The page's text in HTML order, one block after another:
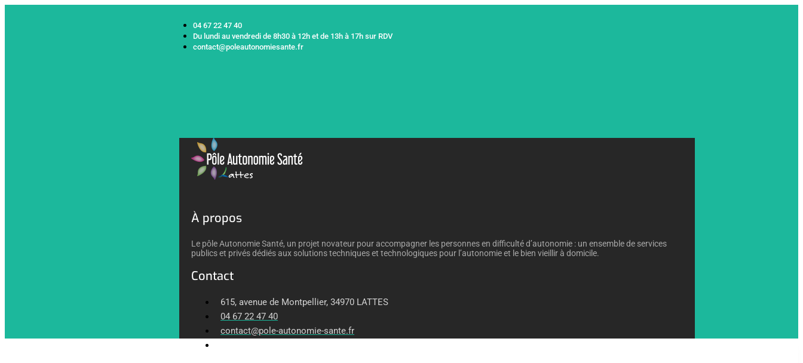
04 67 22 47 40
Du lundi au vendredi de 8h30 à 12h et de 13h à 17h sur RDV
contact@poleautonomiesante.fr
À propos
Le pôle Autonomie Santé, un projet novateur pour accompagner les personnes en difficulté d’autonomie : un ensemble de services
publics et privés dédiés aux solutions techniques et technologiques pour l’autonomie et le bien vieillir à domicile.
Contact
615, avenue de Montpellier, 34970 LATTES
04 67 22 47 40
contact@pole-autonomie-sante.fr